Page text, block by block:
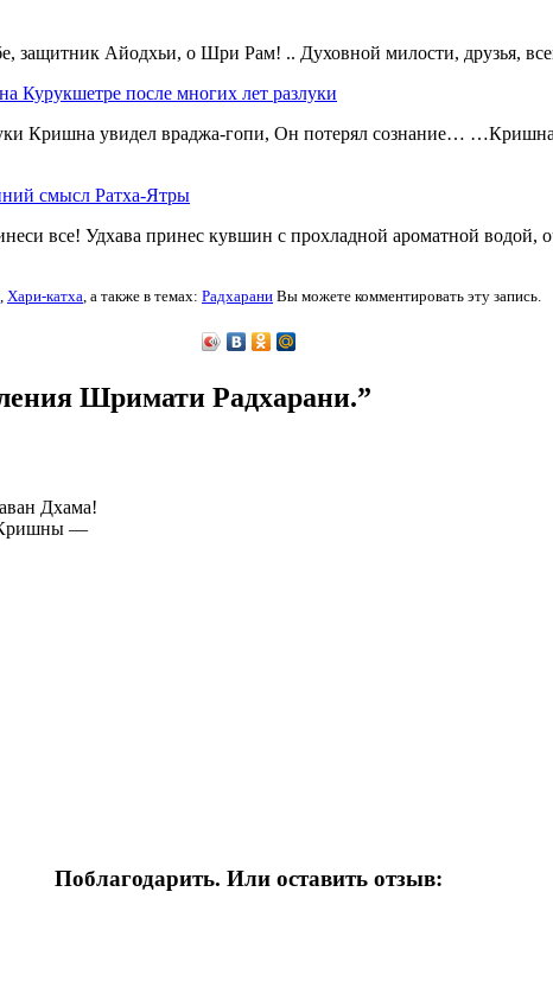
защитник Айодхьи, о Шри Рам! .. Духовной милости, друзья,
Курукшетре после многих лет разлуки
Кришна увидел враджа-гопи, Он потерял сознание…
смысл Ратха-Ятры
все! Удхава принес кувшин с прохладной ароматной водой,
Хари-катха а также в темах: Радхарани Вы можете комментировать эту запись.
Шримати Радхарани.”
Дхама!
Кришны —
Поблагодарить. Или оставить отзыв: